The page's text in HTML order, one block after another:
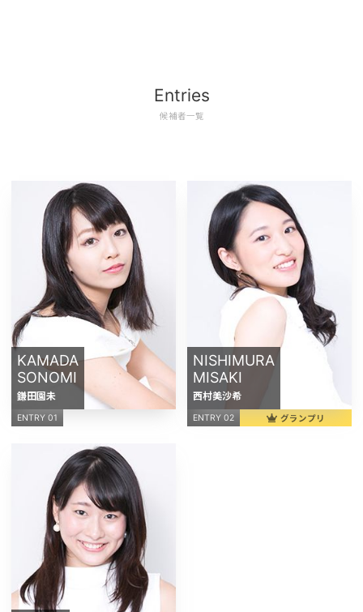
Entries
候補者一覧
KAMADA
SONOMI
鎌田園未
ENTRY 01
NISHIMURA
MISAKI
西村美沙希
ENTRY 02 グランプリ